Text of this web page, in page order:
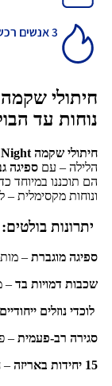
3 אנשים רכשו מוצר זה בשבוע האחרון
נוחות עד
חיתולי שקמה Over Night
הלילה – עם ספיגה
הם תוכננו במיוחד
ונוחות מקסימלית –
יתרונות בולטים:
ספיגה מוגברת –
שכבות דמויות בד –
לוכדי נוזלים ייחודיים
סגירה רב-פעמית –
15 יחידות באריזה
–